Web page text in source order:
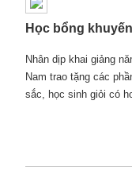
Học bổng
Nhân dịp khai giảng
Nam trao tặng các
sắc, học sinh giỏi có